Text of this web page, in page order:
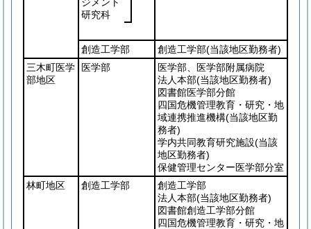
研究科
創造工学部 創造工学部(当該地区勤務者)
三木町医学
部地区
医学部
医学部、医学部附属病院
法人本部(当該地区勤務者)
図書館医学部分館
四国危機管理教育・研究・地
域連携推進機構(当該地区勤
務者)
学内共同教育研究施設(当該
地区勤務者)
保健管理センター医学部分室
林町地区
創造工学部
創造工学部
法人本部(当該地区勤務者)
図書館創造工学部分館
四国危機管理教育・研究・地